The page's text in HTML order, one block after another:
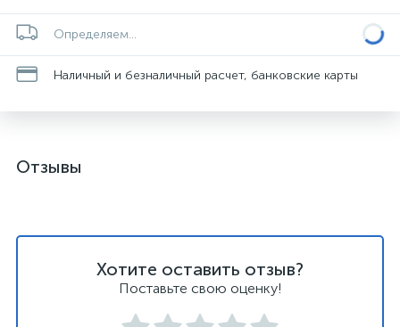
Определяем...
Наличный и безналичный расчет, банковские карты
Отзывы
Хотите оставить отзыв?
Поставьте свою оценку!